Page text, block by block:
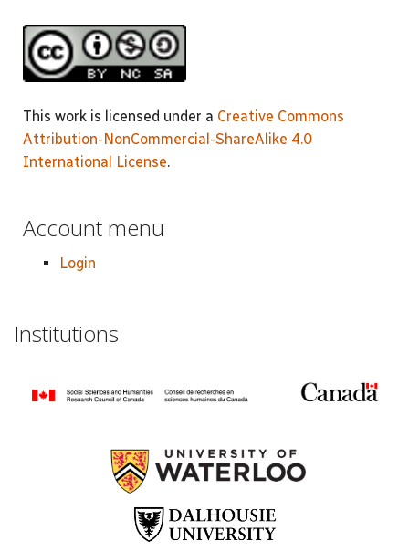
This work is licensed under a Creative Commons
Attribution-NonCommercial-ShareAlike 4.0
International License.
Account menu
Login
Institutions